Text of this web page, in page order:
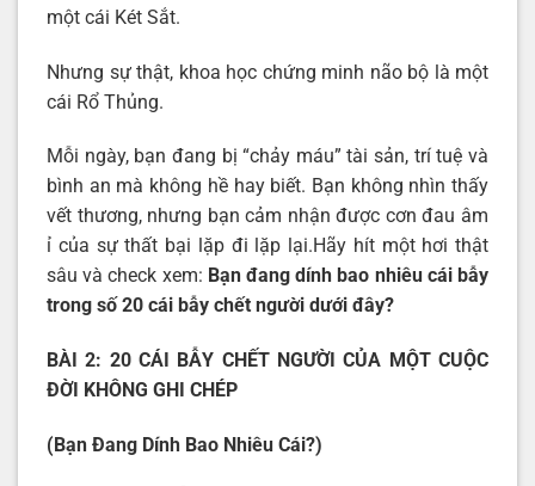
một cái Két Sắt.
Nhưng sự thật, khoa học chứng minh não bộ là một
cái Rổ Thủng.
Mỗi ngày, bạn đang bị “chảy máu” tài sản, trí tuệ và
bình an mà không hề hay biết. Bạn không nhìn thấy
vết thương, nhưng bạn cảm nhận được cơn đau âm
ỉ của sự thất bại lặp đi lặp lại.Hãy hít một hơi thật
sâu và check xem: Bạn đang dính bao nhiêu cái bẫy
trong số 20 cái bẫy chết người dưới đây?
BÀI 2: 20 CÁI BẪY CHẾT NGƯỜI CỦA MỘT CUỘC
ĐỜI KHÔNG GHI CHÉP
(Bạn Đang Dính Bao Nhiêu Cái?)